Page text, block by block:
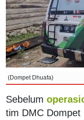
(Dompet Dhuafa)
Sebelum
tim DMC Dompet